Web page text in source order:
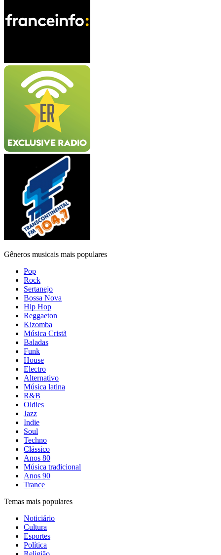
Gêneros musicais mais populares
Pop
Rock
Sertanejo
Bossa Nova
Hip Hop
Reggaeton
Kizomba
Música Cristã
Baladas
Funk
House
Electro
Alternativo
Música latina
R&B
Oldies
Jazz
Indie
Soul
Techno
Clássico
Anos 80
Música tradicional
Anos 90
Trance
Temas mais populares
Noticiário
Cultura
Esportes
Política